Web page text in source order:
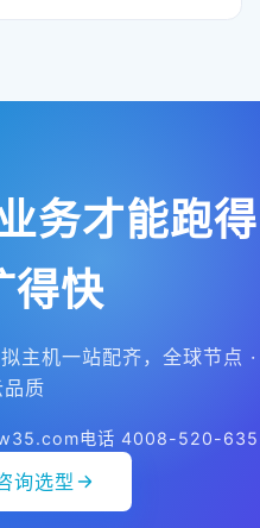
务才能跑得
得快
主机一站配齐，全球节点 ·
质
电话 4008-520-635
询选型